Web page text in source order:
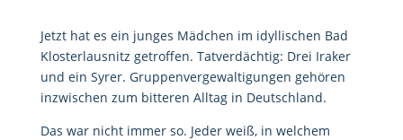
Jetzt hat es ein junges Mädchen im idyllischen Bad
Klosterlausnitz getroffen. Tatverdächtig: Drei Iraker
und ein Syrer. Gruppenvergewaltigungen gehören
inzwischen zum bitteren Alltag in Deutschland.
Das war nicht immer so. Jeder weiß, in welchem